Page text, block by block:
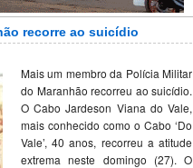
recorre ao suicídio
Mais um membro da Polícia Militar
do Maranhão recorreu ao suicídio.
O Cabo Jardeson Viana do Vale,
mais conhecido como o Cabo ‘Do
Vale’, 40 anos, recorreu a atitude
extrema neste domingo (27). O